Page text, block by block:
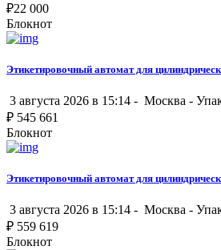
₽22 000
Блокнот
Этикетировочный автомат для
3 августа 2026 в 15:14 - Москва -
₽ 545 661
Блокнот
Этикетировочный автомат для
3 августа 2026 в 15:14 - Москва -
₽ 559 619
Блокнот